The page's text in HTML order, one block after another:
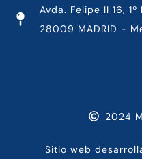
Avda. Felipe II 16, 1º
28009 MADRID -
2024
Sitio web